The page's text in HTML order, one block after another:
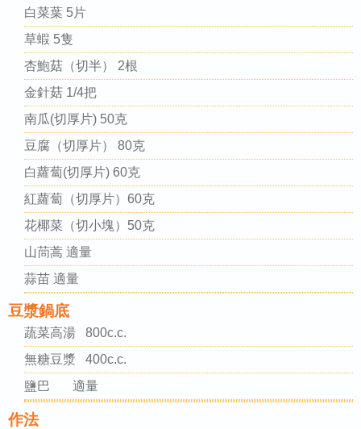
白菜葉 5片
草蝦 5隻
杏鮑菇（切半） 2根
金針菇 1/4把
南瓜(切厚片) 50克
豆腐（切厚片） 80克
白蘿蔔(切厚片) 60克
紅蘿蔔（切厚片）60克
花椰菜（切小塊）50克
山茼蒿 適量
蒜苗 適量
豆漿鍋底
蔬菜高湯 800c.c.
無糖豆漿 400c.c.
鹽巴 適量
作法